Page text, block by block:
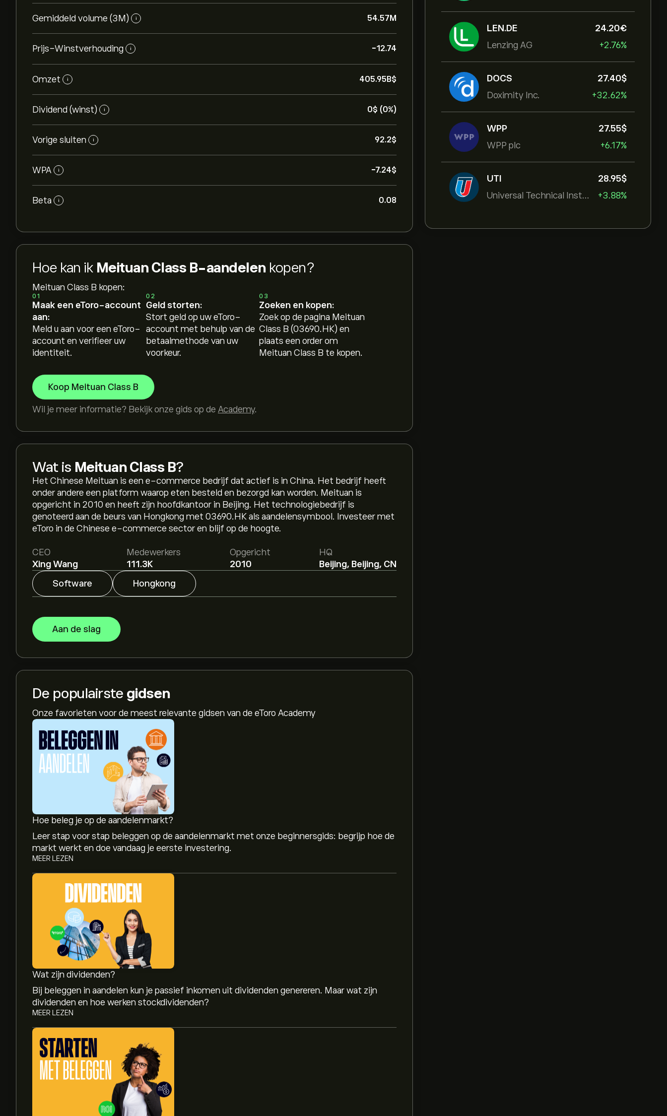
LEN.DE
Lenzing AG
24.20‎€‎
+2.76%
DOCS
Doximity Inc.
27.40‎$‎
+32.62%
WPP
WPP plc
27.55‎$‎
+6.17%
UTI
Universal Technical Institut
28.95‎$‎
+3.88%
Gemiddeld volume (3M) i 54.57M
Prijs-Winstverhouding i -12.74
Omzet i 405.95B‎$‎
Dividend (winst) i 0‎$‎ (0%)
Vorige sluiten i 92.2‎$‎
WPA i -7.24‎$‎
Beta i 0.08
Hoe kan ik Meituan Class B-aandelenkopen?
Meituan Class B kopen:
01
Maak een eToro-account
aan:
Meld u aan voor een eToro-
account en verifieer uw
identiteit.
02
Geld storten:
Stort geld op uw eToro-
account met behulp van de
betaalmethode van uw
voorkeur.
03
Zoeken en kopen:
Zoek op de pagina Meituan
Class B (03690.HK) en
plaats een order om
Meituan Class B te kopen.
Koop Meituan Class B
Wil je meer informatie? Bekijk onze gids op de Academy.
Wat is Meituan Class B?
Het Chinese Meituan is een e-commerce bedrijf dat actief is in China. Het bedrijf heeft
onder andere een platform waarop eten besteld en bezorgd kan worden. Meituan is
opgericht in 2010 en heeft zijn hoofdkantoor in Beijing. Het technologiebedrijf is
genoteerd aan de beurs van Hongkong met 03690.HK als aandelensymbool. Investeer met
eToro in de Chinese e-commerce sector en blijf op de hoogte.
CEO
Xing Wang
Medewerkers
111.3K
Opgericht
2010
HQ
Beijing, Beijing, CN
Software
Hongkong
Aan de slag
De populairste gidsen
Onze favorieten voor de meest relevante gidsen van de eToro Academy
Hoe beleg je op de aandelenmarkt?
Leer stap voor stap beleggen op de aandelenmarkt met onze beginnersgids: begrijp hoe de
markt werkt en doe vandaag je eerste investering.
MEER LEZEN
Wat zijn dividenden?
Bij beleggen in aandelen kun je passief inkomen uit dividenden genereren. Maar wat zijn
dividenden en hoe werken stockdividenden?
MEER LEZEN
De huidige koers van 03690.HK is 92.20‎$‎.
Het gemiddelde koersdoel voor Meituan Class B is 92.20‎$‎.